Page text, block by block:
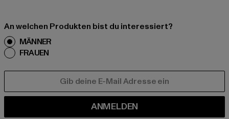
An welchen Produkten bist du interessiert?
MÄNNER
FRAUEN
ANMELDEN